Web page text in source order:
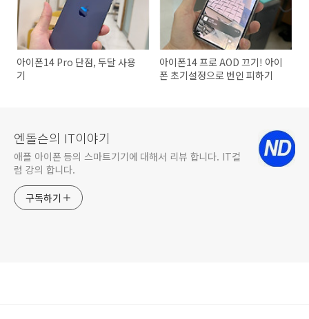
아이폰14 Pro 단점, 두달 사용
기
아이폰14 프로 AOD 끄기! 아이
폰 초기설정으로 번인 피하기
엔돌슨의 IT이야기
애플 아이폰 등의 스마트기기에 대해서 리뷰 합니다. IT컬
럼 강의 합니다.
구독하기